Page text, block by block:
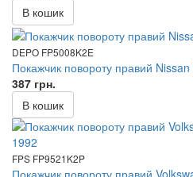
В кошик
DEPO FP5008K2E
Покажчик повороту правий
387 грн.
В кошик
FPS FP9521K2P
Покажчик повороту правий